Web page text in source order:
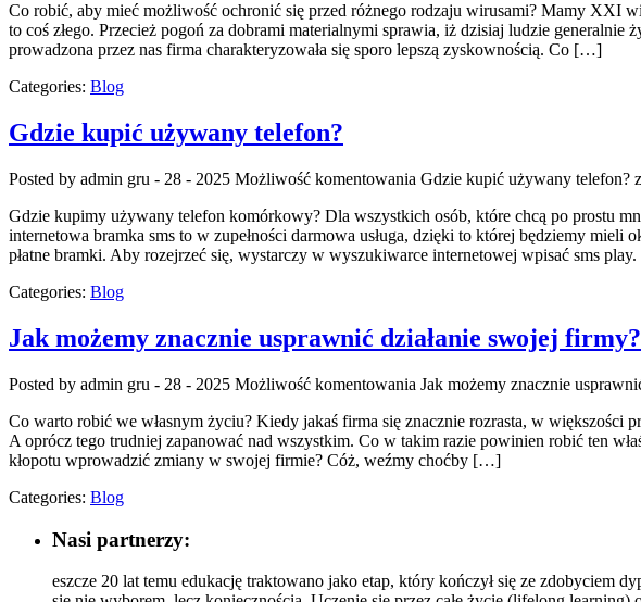
Co robić, aby mieć możliwość ochronić się przed różnego rodzaju wirusami? Mamy XXI
to coś złego. Przecież pogoń za dobrami materialnymi sprawia, iż dzisiaj ludzie
prowadzona przez nas firma charakteryzowała się sporo lepszą zyskownością. Co […]
Categories: Blog
Gdzie kupić używany telefon?
Posted by admin gru - 28 - 2025 Możliwość komentowania Gdzie kupić używany telefon?
Gdzie kupimy używany telefon komórkowy? Dla wszystkich osób, które chcą po prostu
internetowa bramka sms to w zupełności darmowa usługa, dzięki to której będziemy mieli
płatne bramki. Aby rozejrzeć się, wystarczy w wyszukiwarce internetowej wpisać sms
Categories: Blog
Jak możemy znacznie usprawnić działanie swojej firmy?
Posted by admin gru - 28 - 2025 Możliwość komentowania Jak możemy znacznie
Co warto robić we własnym życiu? Kiedy jakaś firma się znacznie rozrasta, w większości
A oprócz tego trudniej zapanować nad wszystkim. Co w takim razie powinien robić ten
kłopotu wprowadzić zmiany w swojej firmie? Cóż, weźmy choćby […]
Categories: Blog
Nasi partnerzy:
eszcze 20 lat temu edukację traktowano jako etap, który kończył się ze zdobyciem